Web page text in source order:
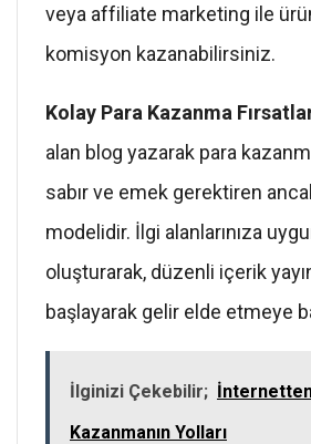
veya affiliate marketing ile
komisyon kazanabilirsiniz.
Kolay Para Kazanma
alan blog yazarak para
sabır ve emek gerektiren
modelidir. İlgi alanlarınıza
oluşturarak, düzenli içerik
başlayarak gelir elde etmeye
İlginizi Çekebilir;
Kazanmanın Yolları